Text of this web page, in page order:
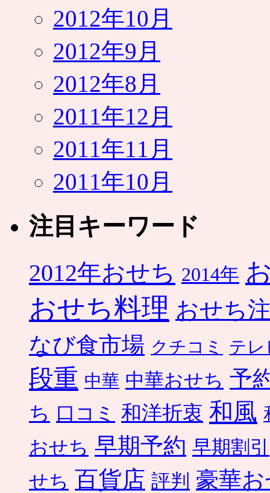
2012年10月
2012年9月
2012年8月
2011年12月
2011年11月
2011年10月
注目キーワード
2012年おせち 2014年
おせち料理 おせち
なび食市場 クチコミ テレ
段重 中華 中華おせち 予
ち 口コミ 和洋折衷 和風
おせち 早期予約 早期割引
せち 百貨店 評判 豪華